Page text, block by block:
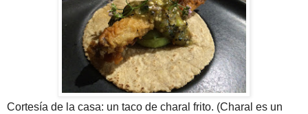
Cortesía de la casa: un taco de charal frito. (Charal es un